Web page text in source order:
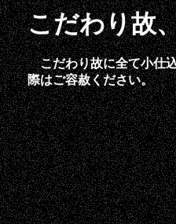
こだわり故
こだわり故に全て小仕込
際はご容赦ください。